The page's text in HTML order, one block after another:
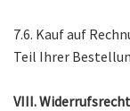
7.6. Kauf auf
Teil Ihrer
VIII.